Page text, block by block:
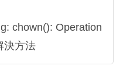
chown(): Operation
決方法